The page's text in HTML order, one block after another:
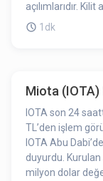
açılımlarıdır.
token’lar işlem
olabilir.
1dk
Miota (IOTA)
IOTA son 24
TL’den işlem
IOTA Abu
duyurdu.
milyon dolar